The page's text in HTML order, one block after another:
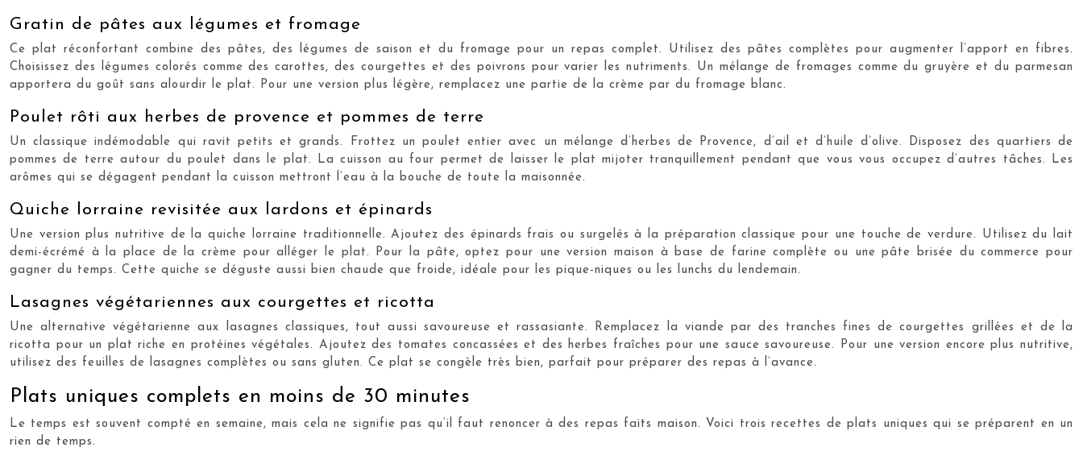
Gratin de pâtes aux légumes et fromage
Ce plat réconfortant combine des pâtes, des légumes de saison et du fromage pour un repas complet. Utilisez des pâtes complètes pour augmenter l’apport en fibres.
Choisissez des légumes colorés comme des carottes, des courgettes et des poivrons pour varier les nutriments. Un mélange de fromages comme du gruyère et du parmesan
apportera du goût sans alourdir le plat. Pour une version plus légère, remplacez une partie de la crème par du fromage blanc.
Poulet rôti aux herbes de provence et pommes de terre
Un classique indémodable qui ravit petits et grands. Frottez un poulet entier avec un mélange d’herbes de Provence, d’ail et d’huile d’olive. Disposez des quartiers de
pommes de terre autour du poulet dans le plat. La cuisson au four permet de laisser le plat mijoter tranquillement pendant que vous vous occupez d’autres tâches. Les
arômes qui se dégagent pendant la cuisson mettront l’eau à la bouche de toute la maisonnée.
Quiche lorraine revisitée aux lardons et épinards
Une version plus nutritive de la quiche lorraine traditionnelle. Ajoutez des épinards frais ou surgelés à la préparation classique pour une touche de verdure. Utilisez du lait
demi-écrémé à la place de la crème pour alléger le plat. Pour la pâte, optez pour une version maison à base de farine complète ou une pâte brisée du commerce pour
gagner du temps. Cette quiche se déguste aussi bien chaude que froide, idéale pour les pique-niques ou les lunchs du lendemain.
Lasagnes végétariennes aux courgettes et ricotta
Une alternative végétarienne aux lasagnes classiques, tout aussi savoureuse et rassasiante. Remplacez la viande par des tranches fines de courgettes grillées et de la
ricotta pour un plat riche en protéines végétales. Ajoutez des tomates concassées et des herbes fraîches pour une sauce savoureuse. Pour une version encore plus nutritive,
utilisez des feuilles de lasagnes complètes ou sans gluten. Ce plat se congèle très bien, parfait pour préparer des repas à l’avance.
Plats uniques complets en moins de 30 minutes
Le temps est souvent compté en semaine, mais cela ne signifie pas qu’il faut renoncer à des repas faits maison. Voici trois recettes de plats uniques qui se préparent en un
rien de temps.